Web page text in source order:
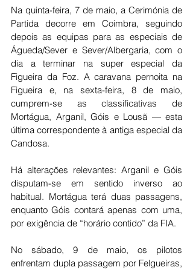
Na quinta-feira, 7 de maio, a Cerimónia de
Partida decorre em Coimbra, seguindo
depois as equipas para as especiais de
Águeda/Sever e Sever/Albergaria, com o
dia a terminar na super especial da
Figueira da Foz. A caravana pernoita na
Figueira e, na sexta-feira, 8 de maio,
cumprem-se as classificativas de
Mortágua, Arganil, Góis e Lousã — esta
última correspondente à antiga especial da
Candosa.
Há alterações relevantes: Arganil e Góis
disputam-se em sentido inverso ao
habitual. Mortágua terá duas passagens,
enquanto Góis contará apenas com uma,
por exigência de “horário contido” da FIA.
No sábado, 9 de maio, os pilotos
enfrentam dupla passagem por Felgueiras,